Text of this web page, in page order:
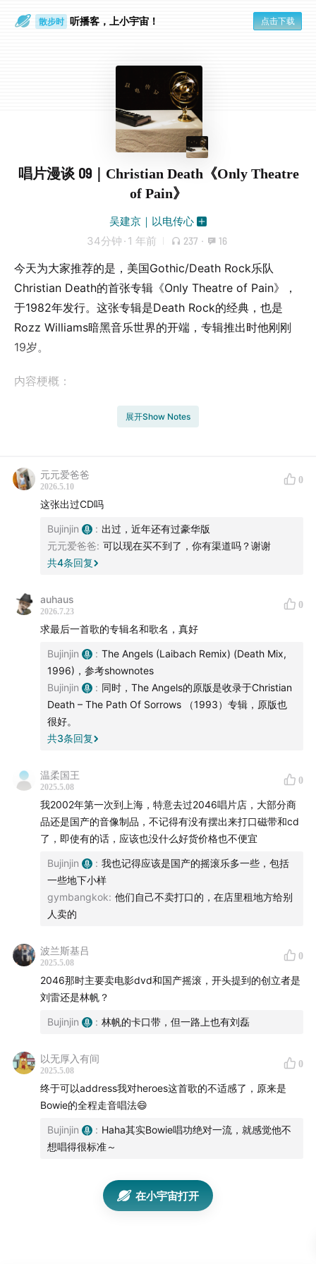
散步时 听播客，上小宇宙！ 点击下载
唱片漫谈 09｜Christian Death《Only Theatre
of Pain》
吴建京｜以电传心
34分钟 · 1 年前 237 · 16
今天为大家推荐的是，美国Gothic/Death Rock乐队
Christian Death的首张专辑《Only Theatre of Pain》，
于1982年发行。这张专辑是Death Rock的经典，也是
Rozz Williams暗黑音乐世界的开端，专辑推出时他刚刚
19岁。
内容梗概：
1. 我买过的一盘音质最差的卡口磁带
3. 关于Rozz Williams官网传记的中文翻译
5. Rozz Williams独特的旋律感和阴柔气质
7. Flowers(Dream Home Heartache
8. The Angels (Laibach Remix) (Death Mix, 1996)
主播：吴建京
关于《以电传心》播客节目：
年的唱片，以比较接近聊天的形式输出一些对于这些唱片
的理解。我自己的微博会继续推荐唱片，内容比较书面，
其中很多唱片偏冷门，和这档播客节目互补。
展开Show Notes
元元爱爸爸
2026.5.10
0
这张出过CD吗
Bujinjin : 出过，近年还有过豪华版
元元爱爸爸: 可以现在买不到了，你有渠道吗？谢谢
共4条回复
auhaus
2026.7.23
0
求最后一首歌的专辑名和歌名，真好
Bujinjin : The Angels (Laibach Remix) (Death Mix,
1996)，参考shownotes
Bujinjin
: 同时，The Angels的原版是收录于Christian
Death – The Path Of Sorrows （1993）专辑，原版也
很好。
共3条回复
温柔国王
2025.5.08
0
我2002年第一次到上海，特意去过2046唱片店，大部分商
品还是国产的音像制品，不记得有没有摆出来打口磁带和cd
了，即使有的话，应该也没什么好货价格也不便宜
Bujinjin : 我也记得应该是国产的摇滚乐多一些，包括
一些地下小样
gymbangkok: 他们自己不卖打口的，在店里租地方给别
人卖的
波兰斯基吕
2025.5.08
0
2046那时主要卖电影dvd和国产摇滚，开头提到的创立者是
刘雷还是林帆？
Bujinjin : 林帆的卡口带，但一路上也有刘磊
以无厚入有间
2025.5.08
0
终于可以address我对heroes这首歌的不适感了，原来是
Bowie的全程走音唱法😄
Bujinjin : Haha其实Bowie唱功绝对一流，就感觉他不
想唱得很标准～
在小宇宙打开